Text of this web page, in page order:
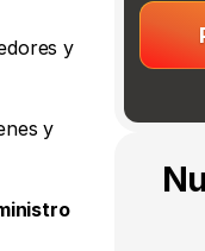
y
y